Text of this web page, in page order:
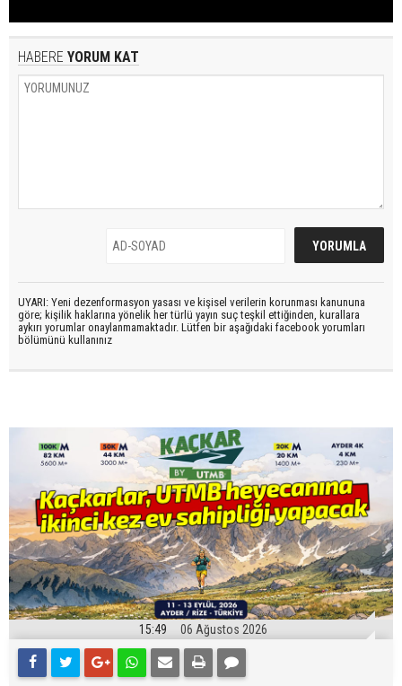
HABERE YORUM KAT
UYARI: Yeni dezenformasyon yasası ve kişisel verilerin korunması kanununa
göre; kişilik haklarına yönelik her türlü yayın suç teşkil ettiğinden, kurallara
aykırı yorumlar onaylanmamaktadır. Lütfen bir aşağıdaki facebook yorumları
bölümünü kullanınız
15:49 06 Ağustos 2026